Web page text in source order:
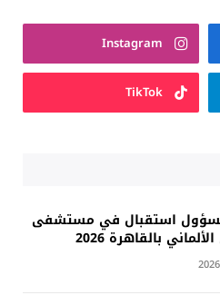
Instagram
TikTok
استقبال في مستشفى
بالقاهرة 2026